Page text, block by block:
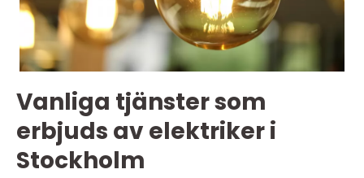
Vanliga tjänster som
erbjuds av elektriker i
Stockholm